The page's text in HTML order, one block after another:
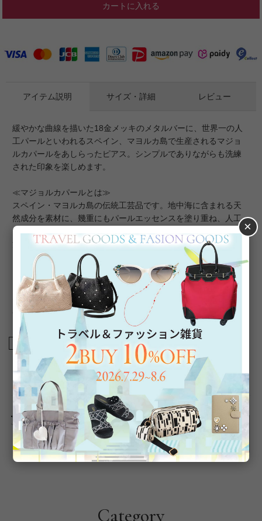
カートに入れる
アイテム説明
緩やかな曲線を描いた18金メッキのメタルバーに、世界一の人
工パールといわれるスペイン、マヨルカ島で生産されるマジョ
ルカパールをあしらったピアス。シンプルでありながらも洗練
された印象を楽しめます。
≪マジョルカパールとは≫
スペイン・マヨルカ島の伝統工芸品です。地中海に含まれる天
然成分を素材に、幾重にもパールエッセンスを塗り重ね、人工
でありながらも、天然真珠さながらの内側から輝くような光
沢・色合い・巻の厚みを再現。天然真珠よりも傷が付きにく
く、汗や化粧水による品質変化が少ないため扱いやすく、気軽
に装えるのもマジョルカパールの魅力です。
★雑誌掲載アイテム★
CLASSY.5月号
サイズ・詳細 レビュー
商品番号 3260022
返品について
Category
×